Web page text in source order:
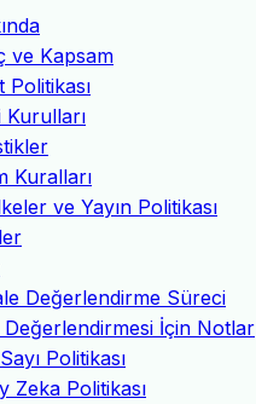
ve Kapsam
Politikası
Kurulları
Kuralları
ve Yayın Politikası
Değerlendirme Süreci
Değerlendirmesi İçin Notlar
Politikası
Zeka Politikası